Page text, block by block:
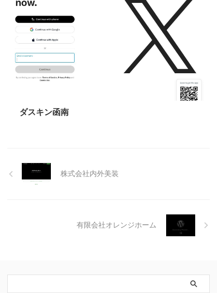
ダスキン函南
株式会社内外美装
有限会社オレンジホーム